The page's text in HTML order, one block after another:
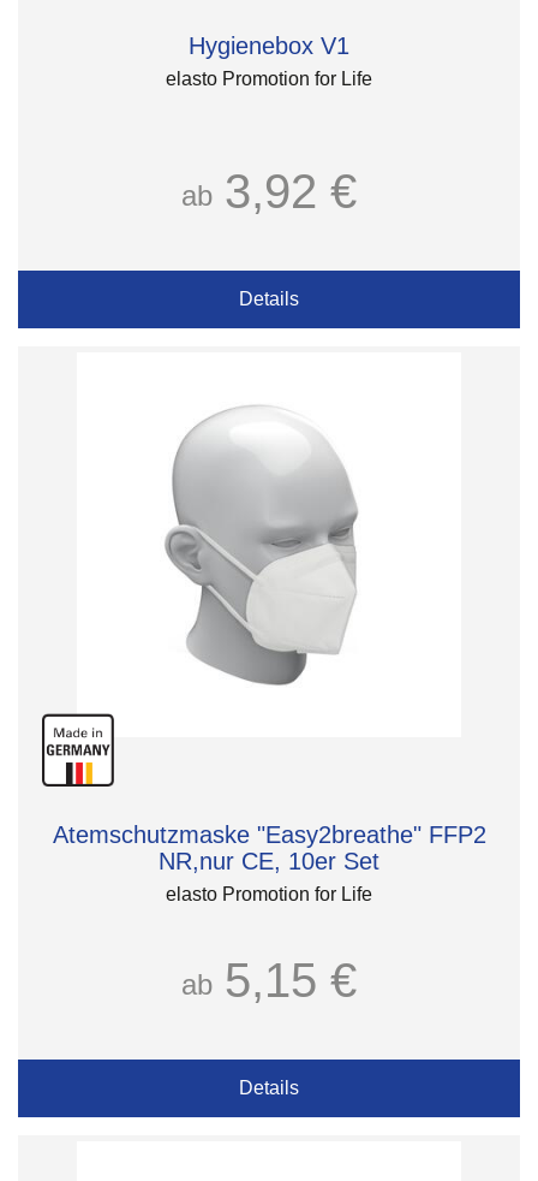
Hygienebox V1
elasto Promotion for Life
ab 3,92 €
Details
Atemschutzmaske "Easy2breathe" FFP2
NR,nur CE, 10er Set
elasto Promotion for Life
ab 5,15 €
Details